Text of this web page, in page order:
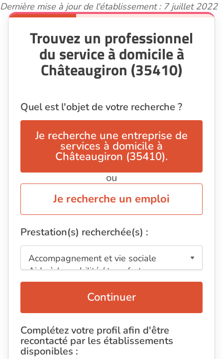
Dernière mise à jour de l'établissement : 7 juillet 2022
Trouvez un professionnel
du service à domicile à
Châteaugiron (35410)
Quel est l'objet de votre recherche ?
Je recherche une entreprise de
services à domicile à
Châteaugiron (35410).
ou
Je recherche un emploi
Prestation(s) recherchée(s) :
Continuer
Complétez votre profil afin d'être
recontacté par les établissements
disponibles :